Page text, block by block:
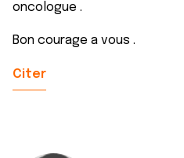
oncologue .
Bon courage a vous .
Citer